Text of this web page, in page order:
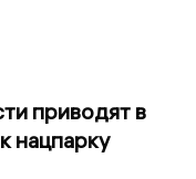
приводят в
нацпарку